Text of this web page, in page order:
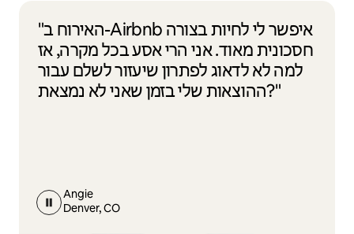
"האירוח ב-Airbnb איפשר לי לחיות בצורה
חסכונית מאוד. אני הרי אסע בכל מקרה, אז
למה לא לדאוג לפתרון שיעזור לשלם עבור
ההוצאות שלי בזמן שאני לא נמצאת?"
Angie
Denver, CO